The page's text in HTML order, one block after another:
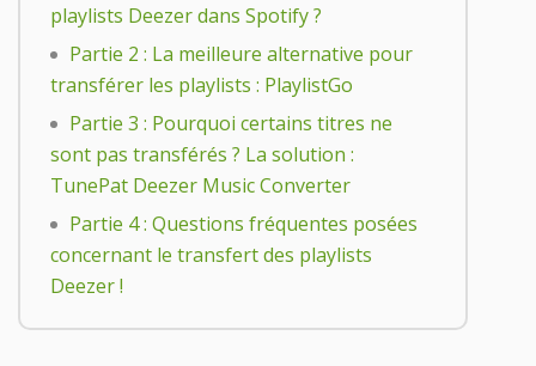
playlists Deezer dans Spotify ?
Partie 2 : La meilleure alternative pour
transférer les playlists : PlaylistGo
Partie 3 : Pourquoi certains titres ne
sont pas transférés ? La solution :
TunePat Deezer Music Converter
Partie 4 : Questions fréquentes posées
concernant le transfert des playlists
Deezer !